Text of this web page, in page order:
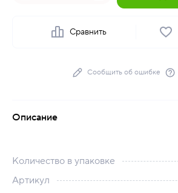
Сравнить
Сообщить об ошибке
Описание
Количество в упаковке
Артикул